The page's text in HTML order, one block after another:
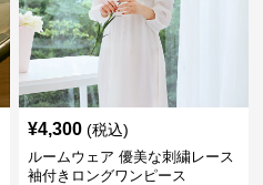
¥4,300 (税込)
ルームウェア 優美な刺繍レース
袖付きロングワンピース